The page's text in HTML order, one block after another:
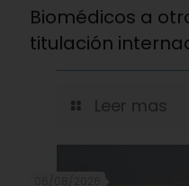
Biomédicos a
titulación
Leer mas